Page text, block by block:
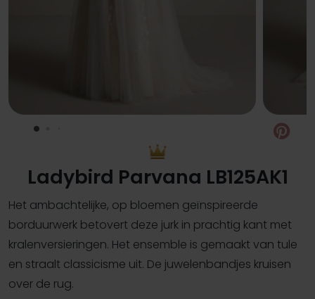
Ladybird Parvana LB125AK1
Het ambachtelijke, op bloemen geïnspireerde
borduurwerk betovert deze jurk in prachtig kant met
kralenversieringen. Het ensemble is gemaakt van tule
en straalt classicisme uit. De juwelenbandjes kruisen
over de rug.